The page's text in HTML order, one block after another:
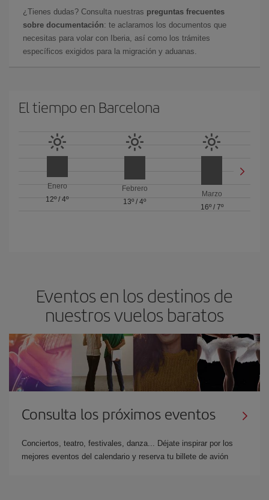
¿Tienes dudas? Consulta nuestras preguntas frecuentes
sobre documentación: te aclaramos los documentos que
necesitas para volar con Iberia, así como los trámites
específicos exigidos para la migración y aduanas.
El tiempo en Barcelona
Enero
12º/4º
Febrero
13º / 4º
Marzo
16º/ 7º
Eventos en los destinos de
nuestros vuelos baratos
Consulta los próximos eventos
Conciertos, teatro, festivales, danza... Déjate inspirar por los
mejores eventos del calendario y reserva tu billete de avión